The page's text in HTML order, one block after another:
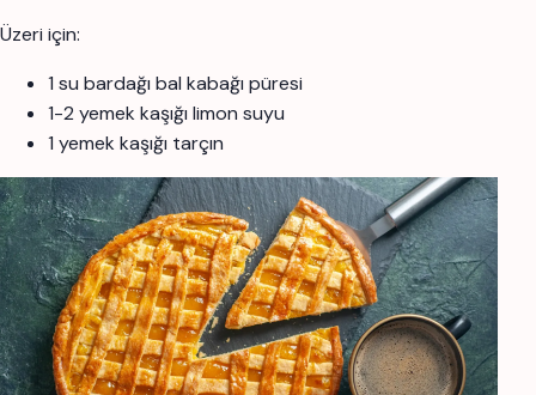
Üzeri için:
1 su bardağı bal kabağı püresi
1-2 yemek kaşığı limon suyu
1 yemek kaşığı tarçın